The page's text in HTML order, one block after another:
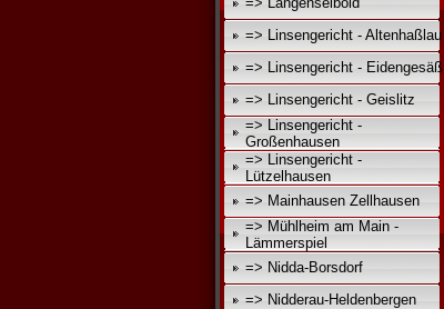
=> Linsengericht - Altenhaßlau
=> Linsengericht - Eidengesäß
=> Linsengericht - Geislitz
=> Linsengericht -
Großenhausen
=> Linsengericht -
Lützelhausen
=> Mainhausen Zellhausen
=> Mühlheim am Main -
Lämmerspiel
=> Nidda-Borsdorf
=> Nidderau-Heldenbergen